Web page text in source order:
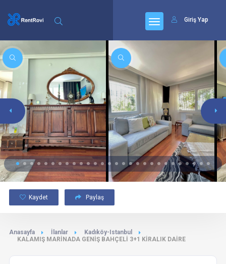
Giriş Yap
Kaydet Paylaş
Anasayfa İlanlar
Kadıköy-Istanbul
KALAMIŞ MARİNADA GENİŞ BAHÇELİ 3+1 KİRALIK DAİRE